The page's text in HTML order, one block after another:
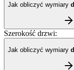
Jak obliczyć wymiary
Szerokość drzwi:
Jak obliczyć wymiary